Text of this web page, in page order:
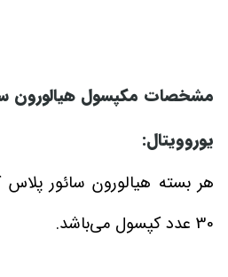
مشخصات مکپسول هیالورون
یوروویتال:
هر بسته هیالورون سائور
30 عدد کپسول می‌باشد.